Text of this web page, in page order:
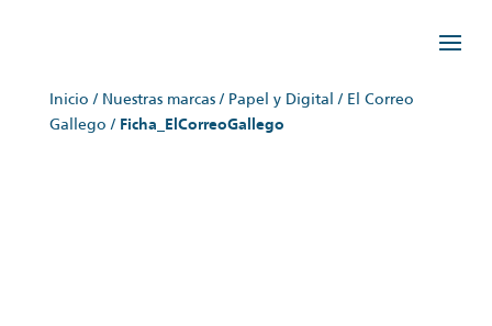
Inicio / Nuestras marcas/ Papel y Digital / El Correo
Gallego / Ficha_ElCorreoGallego